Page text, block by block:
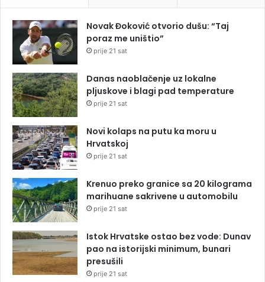
Novak Đoković otvorio dušu: “Taj
poraz me uništio”
prije 21 sat
Danas naoblačenje uz lokalne
pljuskove i blagi pad temperature
prije 21 sat
Novi kolaps na putu ka moru u
Hrvatskoj
prije 21 sat
Krenuo preko granice sa 20 kilograma
marihuane sakrivene u automobilu
prije 21 sat
Istok Hrvatske ostao bez vode: Dunav
pao na istorijski minimum, bunari
presušili
prije 21 sat